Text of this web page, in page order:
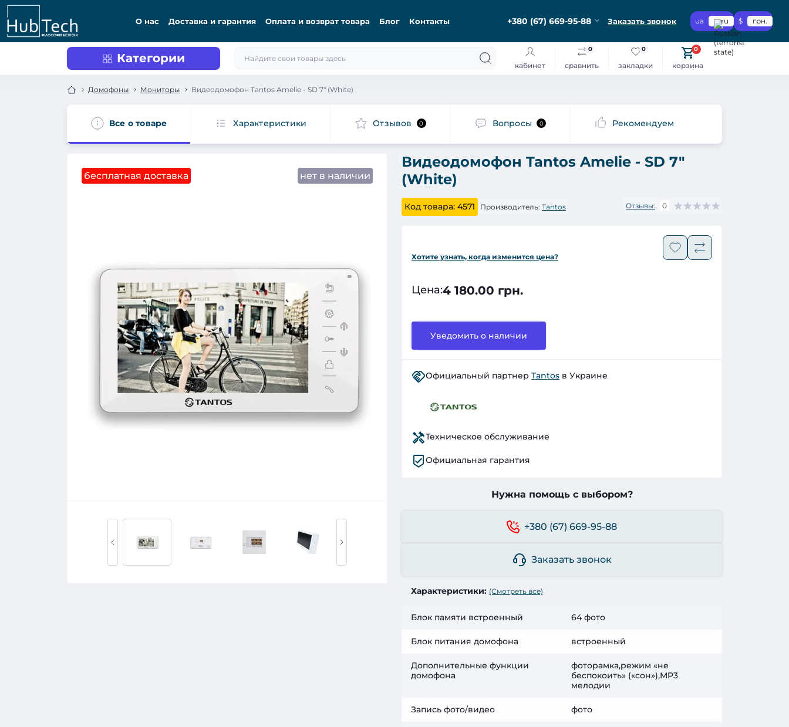
О нас Доставка и гарантия Оплата и возврат товара Блог Контакты +380 (67) 669-95-88 Заказать звонок ua ru $ грн.
Категории
кабинет сравнить
0
закладки
0
корзина
0
Домофоны Мониторы Видеодомофон Tantos Amelie - SD 7" (White)
Все о товаре Характеристики Отзывов 0 Вопросы 0 Рекомендуем
бесплатная доставка нет в наличии
Видеодомофон Tantos Amelie - SD 7"
(White)
Код товара: 4571 Производитель: Tantos Отзывы: 0
Хотите узнать, когда изменится цена?
Цена:4 180.00 грн.
Уведомить о наличии
Официальный партнер Tantos в Украине
Техническое обслуживание
Официальная гарантия
Нужна помощь с выбором?
+380 (67) 669-95-88
Заказать звонок
Характеристики: (Смотреть все)
Блок памяти встроенный 64 фото
Блок питания домофона встроенный
Дополнительные функции
домофона
фоторамка,режим «не
беспокоить» («сон»),MP3
мелодии
Запись фото/видео фото